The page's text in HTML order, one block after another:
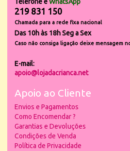
219 831 150
Chamada para a rede fixa nacional
Das 10h às 18h Seg a Sex
Caso não consiga ligação deixe mensagem
E-mail:
apoio@lojadacrianca.net
Apoio ao Cliente
Envios e Pagamentos
Como Encomendar ?
Garantias e Devoluções
Condições de Venda
Política de Privacidade